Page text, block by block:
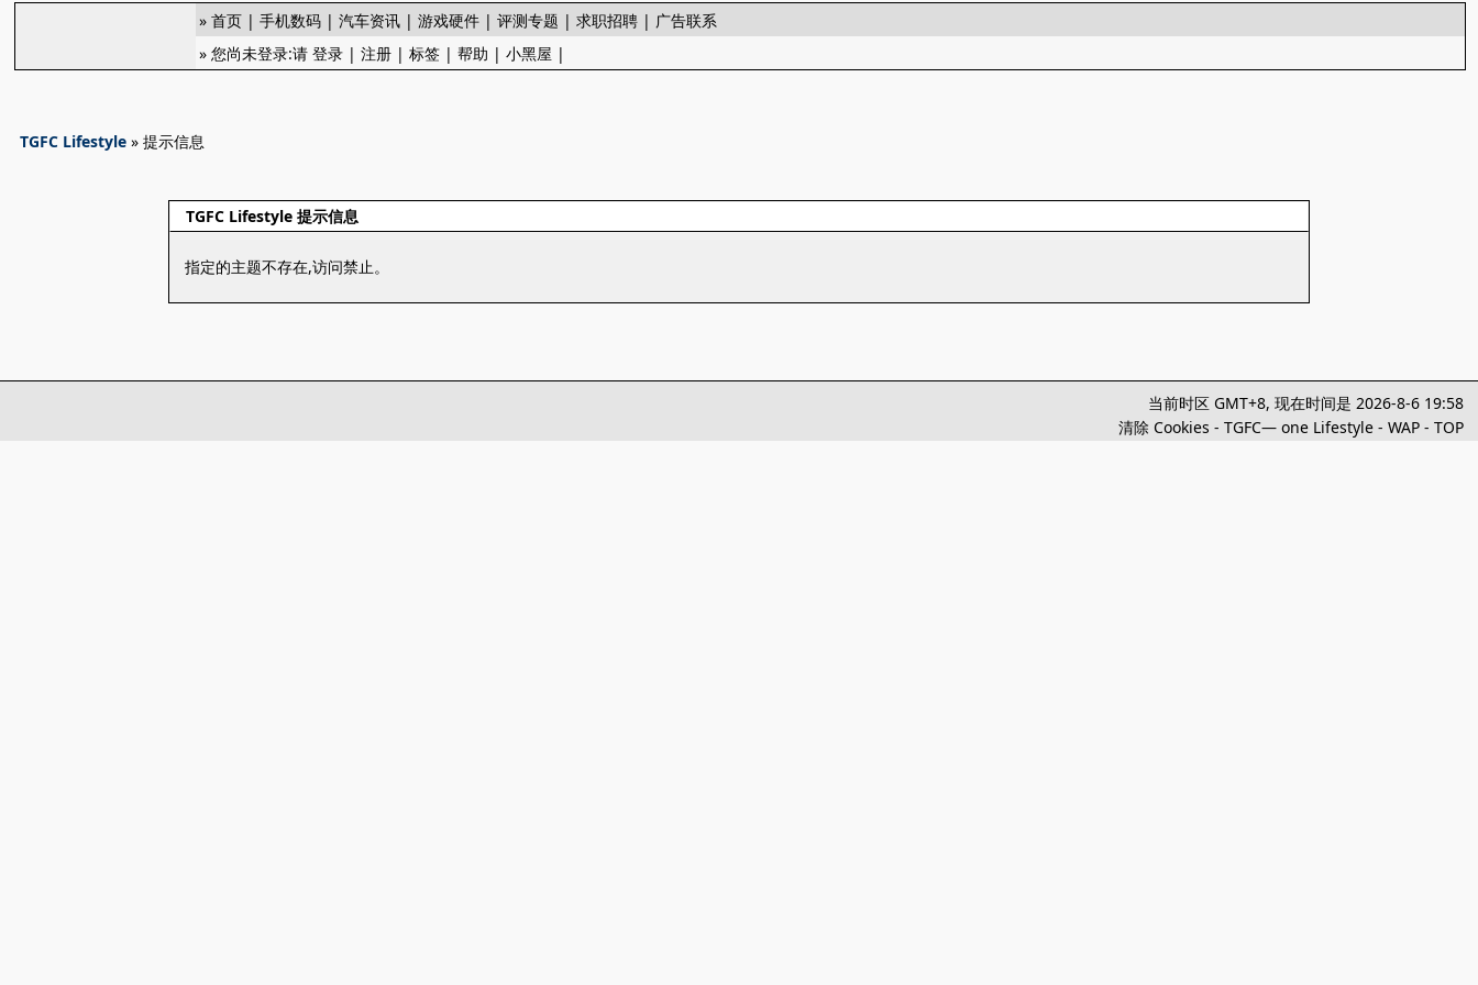
»首页 |手机数码 |汽车资讯 |游戏硬件 |评测专题 |求职招聘 | 广告联系
» 您尚未登录:请登录 |注册 |标签 |帮助 |小黑屋 |
TGFC Lifestyle » 提示信息
TGFC Lifestyle 提示信息
指定的主题不存在,访问禁止。
当前时区 GMT+8, 现在时间是 2026-8-6 19:58
清除 Cookies - TGFC— one Lifestyle- WAP- TOP